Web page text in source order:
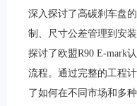
深入探讨了高碳刹车盘
制、尺寸公差管理到安
探讨了欧盟R90 E-mark
流程。通过完整的工程
了如何在不同市场和多